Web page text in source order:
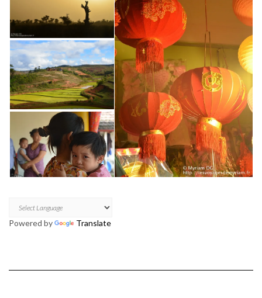
Powered by Translate